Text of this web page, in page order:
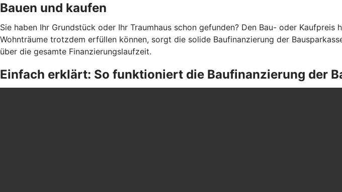
Bauen und kaufen
Sie haben Ihr Grundstück oder Ihr Traumhaus schon gefunden? Den Bau- oder
Wohnträume trotzdem erfüllen können, sorgt die solide Baufinanzierung der
über die gesamte Finanzierungslaufzeit.
Einfach erklärt: So funktioniert die Baufinanzierung der